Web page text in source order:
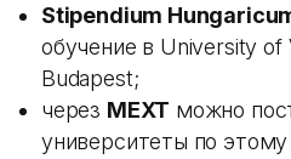
Stipendium
обучение в University of
Budapest;
через MEXT можно
университеты по